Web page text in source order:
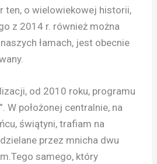
ten, o wielowiekowej historii,
z 2014 r. również można
łamach, jest obecnie
od 2010 roku, programu
W położonej centralnie, na
świątyni, trafiam na
przez mnicha dwu
samego, który